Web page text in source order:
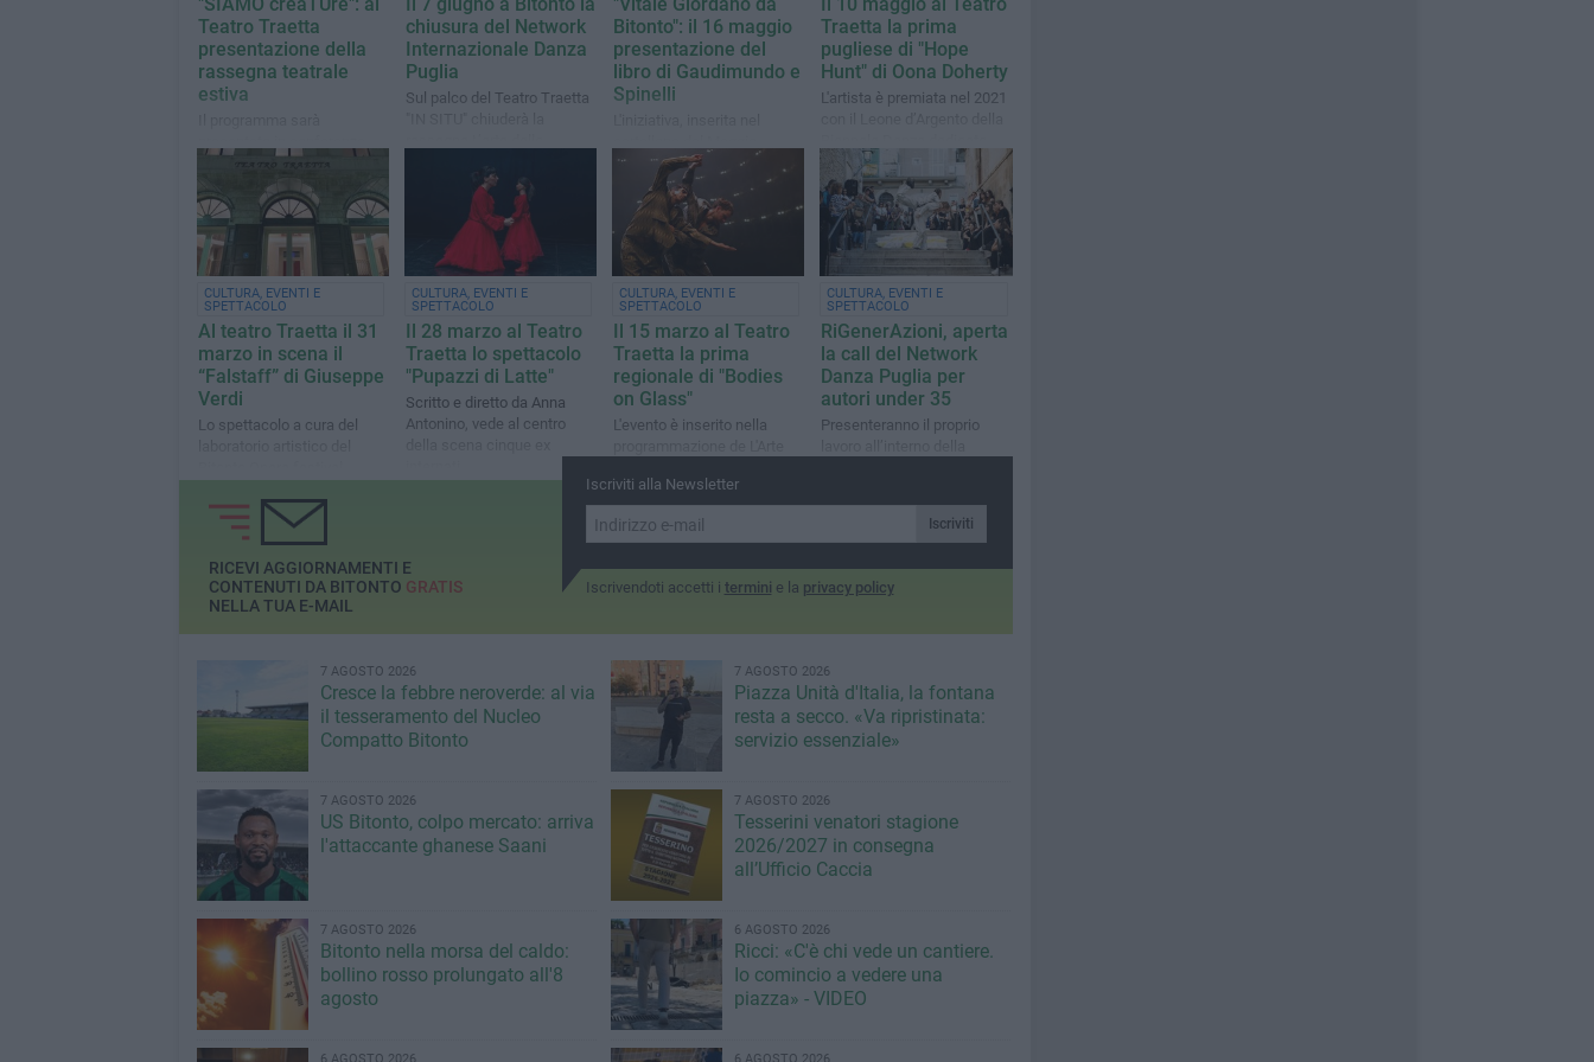
Teatro Traetta
presentazione della
rassegna teatrale
estiva
chiusura del Network
Internazionale Danza
Puglia
Sul palco del Teatro Traetta
Bitonto": il 16 maggio
presentazione del
libro di Gaudimundo e
Spinelli
Bitontino, punta a
valorizzare la figura
dell'illustre matematico
bitontino
Traetta la prima
pugliese di "Hope
Hunt" di Oona Doherty
L'artista è premiata nel 2021
alle nuove promesse
CULTURA, EVENTI E
SPETTACOLO
Al teatro Traetta il 31
marzo in scena il
“Falstaff” di Giuseppe
Verdi
Lo spettacolo a cura del
CULTURA, EVENTI E
SPETTACOLO
Il 28 marzo al Teatro
Traetta lo spettacolo
"Pupazzi di Latte"
Scritto e diretto da Anna
Antonino, vede al centro
CULTURA, EVENTI E
SPETTACOLO
Il 15 marzo al Teatro
Traetta la prima
regionale di "Bodies
on Glass"
L'evento è inserito nella
rassegna di danza
contemporanea diretta da
Schiavulli e Moscatelli
CULTURA, EVENTI E
SPETTACOLO
RiGenerAzioni, aperta
la call del Network
Danza Puglia per
autori under 35
Presenteranno il proprio
Teatro Traetta
Iscriviti alla Newsletter
Iscriviti
Iscrivendoti accetti i termini e la privacy policy
RICEVI AGGIORNAMENTI E
CONTENUTI DA BITONTO GRATIS
NELLA TUA E-MAIL
7 AGOSTO 2026
Cresce la febbre neroverde: al via
il tesseramento del Nucleo
Compatto Bitonto
7 AGOSTO 2026
Piazza Unità d'Italia, la fontana
resta a secco. «Va ripristinata:
servizio essenziale»
7 AGOSTO 2026
US Bitonto, colpo mercato: arriva
l'attaccante ghanese Saani
7 AGOSTO 2026
Tesserini venatori stagione
2026/2027 in consegna
all’Ufficio Caccia
7 AGOSTO 2026
Bitonto nella morsa del caldo:
bollino rosso prolungato all'8
agosto
6 AGOSTO 2026
Ricci: «C'è chi vede un cantiere.
Io comincio a vedere una
piazza» - VIDEO